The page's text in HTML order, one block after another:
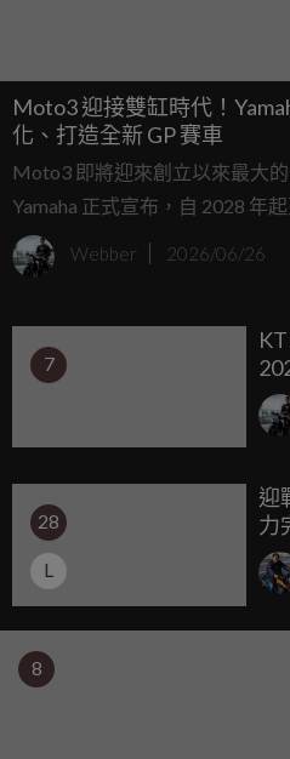
Moto3 迎接雙缸時代！
化、打造全新 GP 賽車
Moto3 即將迎來創立以來最大
Yamaha 正式宣布，自 2028 年
Moto3 世界錦標賽唯一指定賽
KTM 與 Honda 共同供應 250c.c.
Webber 2026/06/26
7
終
28
L
迎
力
首
全
8